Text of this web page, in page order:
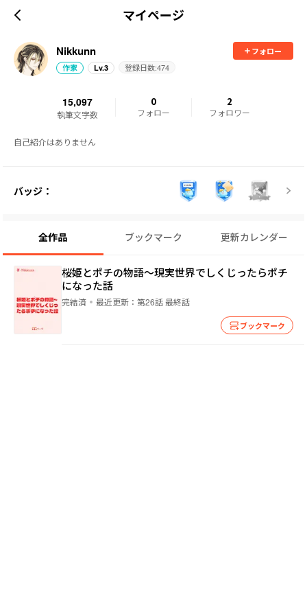
マイページ
Nikkunn
フォロー
作家
Lv.3 登録日数:474
15,097
執筆文字数
0
フォロー
2
フォロワー
自己紹介はありません
バッジ：
全作品 ブックマーク 更新カレンダー
桜姫とポチの物語～現実世界でしくじったらポチ
になった話
完結済 最近更新： 第26話 最終話
ブックマーク